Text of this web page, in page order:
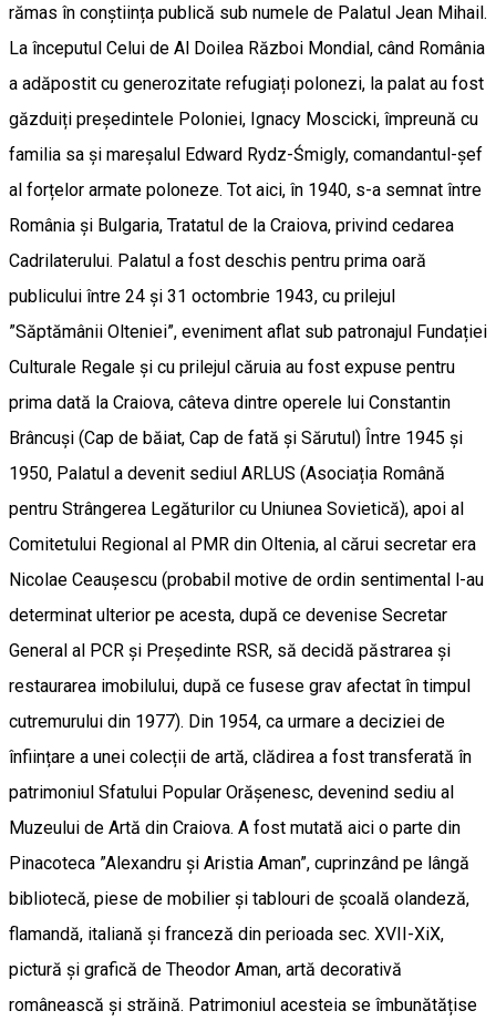
rămas în conștiința publică sub numele de Palatul Jean Mihail.
La începutul Celui de Al Doilea Război Mondial, când România
a adăpostit cu generozitate refugiați polonezi, la palat au fost
găzduiți președintele Poloniei, Ignacy Moscicki, împreună cu
familia sa și mareșalul Edward Rydz-Śmigly, comandantul-șef
al forțelor armate poloneze. Tot aici, în 1940, s-a semnat între
România și Bulgaria, Tratatul de la Craiova, privind cedarea
Cadrilaterului. Palatul a fost deschis pentru prima oară
publicului între 24 și 31 octombrie 1943, cu prilejul
”Săptămânii Olteniei”, eveniment aflat sub patronajul Fundației
Culturale Regale și cu prilejul căruia au fost expuse pentru
prima dată la Craiova, câteva dintre operele lui Constantin
Brâncuși (Cap de băiat, Cap de fată și Sărutul) Între 1945 și
1950, Palatul a devenit sediul ARLUS (Asociația Română
pentru Strângerea Legăturilor cu Uniunea Sovietică), apoi al
Comitetului Regional al PMR din Oltenia, al cărui secretar era
Nicolae Ceaușescu (probabil motive de ordin sentimental l-au
determinat ulterior pe acesta, după ce devenise Secretar
General al PCR și Președinte RSR, să decidă păstrarea și
restaurarea imobilului, după ce fusese grav afectat în timpul
cutremurului din 1977). Din 1954, ca urmare a deciziei de
înființare a unei colecții de artă, clădirea a fost transferată în
patrimoniul Sfatului Popular Orășenesc, devenind sediu al
Muzeului de Artă din Craiova. A fost mutată aici o parte din
Pinacoteca ”Alexandru și Aristia Aman”, cuprinzând pe lângă
bibliotecă, piese de mobilier și tablouri de școală olandeză,
flamandă, italiană și franceză din perioada sec. XVII-XiX,
pictură și grafică de Theodor Aman, artă decorativă
românească și străină. Patrimoniul acesteia se îmbunătățise